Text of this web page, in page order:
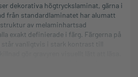
dekorativa högtryckslaminat, gärna i
från standardlaminatet har alumatt
av melaminhartsad
exakt definierade i färg. Färgerna på
står vanligtvis i stark kontrast till